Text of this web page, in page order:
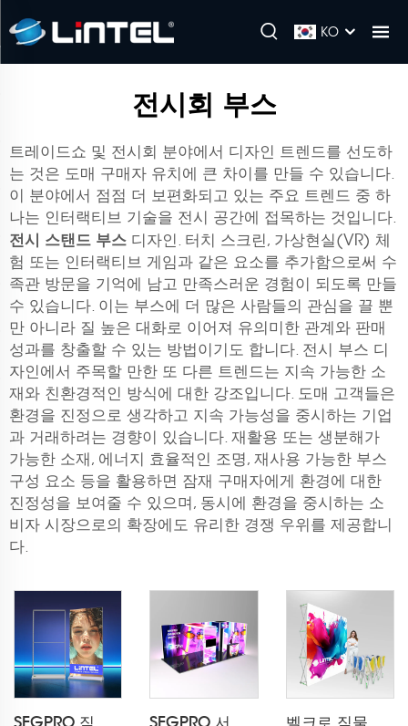
KO
전시회 부스
트레이드쇼 및 전시회 분야에서 디자인 트렌드를 선도하
는 것은 도매 구매자 유치에 큰 차이를 만들 수 있습니다.
이 분야에서 점점 더 보편화되고 있는 주요 트렌드 중 하
나는 인터랙티브 기술을 전시 공간에 접목하는 것입니다.
전시 스탠드 부스 디자인. 터치 스크린, 가상현실(VR) 체
험 또는 인터랙티브 게임과 같은 요소를 추가함으로써 수
족관 방문을 기억에 남고 만족스러운 경험이 되도록 만들
수 있습니다. 이는 부스에 더 많은 사람들의 관심을 끌 뿐
만 아니라 질 높은 대화로 이어져 유의미한 관계와 판매
성과를 창출할 수 있는 방법이기도 합니다. 전시 부스 디
자인에서 주목할 만한 또 다른 트렌드는 지속 가능한 소
재와 친환경적인 방식에 대한 강조입니다. 도매 고객들은
환경을 진정으로 생각하고 지속 가능성을 중시하는 기업
과 거래하려는 경향이 있습니다. 재활용 또는 생분해가
가능한 소재, 에너지 효율적인 조명, 재사용 가능한 부스
구성 요소 등을 활용하면 잠재 구매자에게 환경에 대한
진정성을 보여줄 수 있으며, 동시에 환경을 중시하는 소
비자 시장으로의 확장에도 유리한 경쟁 우위를 제공합니
다.